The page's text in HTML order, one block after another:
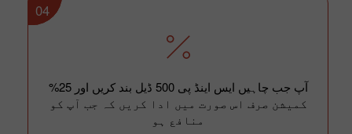
04
آپ جب چاہیں ایس اینڈ پی 500 ڈیل بند کریں اور 25%
کمیشن صرف اس صورت میں ادا کریں کہ جب آپ کو
منافع ہو